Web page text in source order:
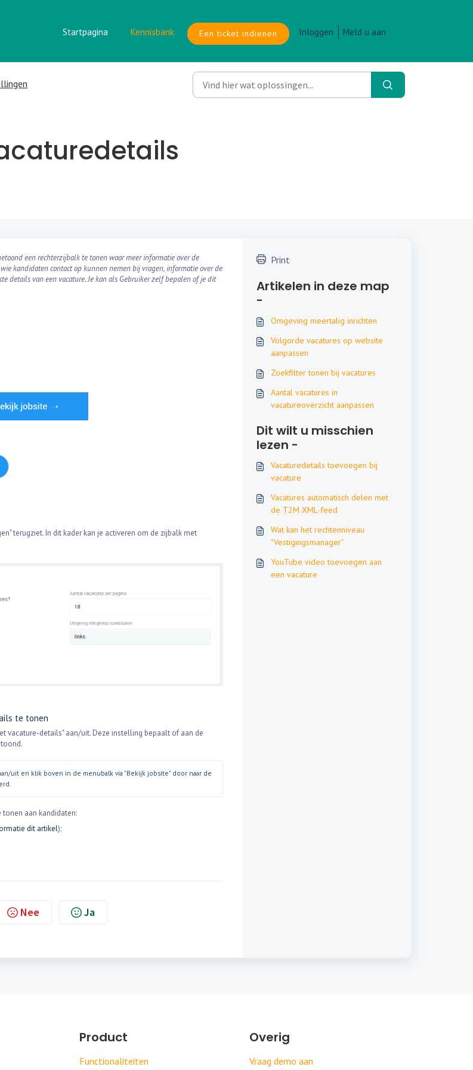
Startpagina Kennisbank Een ticket indienen Inloggen Meld u aan
een rechterzijbalk te tonen waar meer informatie over de
kandidaten contact op kunnen nemen bij vragen, informatie over de
details van een vacature. Je kan als Gebruiker zelf bepalen of je dit
terugziet. In dit kader kan je activeren om de zijbalk met
te tonen
vacature-details" aan/uit. Deze instelling bepaalt of aan de
uit en klik boven in de menubalk via "Bekijk jobsite" door naar de
aan kandidaten:
dit artikel);
Nee Ja
Print
Artikelen in deze map
-
Omgeving meertalig inrichten
Volgorde vacatures op website
aanpassen
Zoekfilter tonen bij vacatures
Aantal vacatures in
vacatureoverzicht aanpassen
Dit wilt u misschien
lezen -
Vacaturedetails toevoegen bij
vacature
Vacatures automatisch delen met
de T2M XML-feed
Wat kan het rechtenniveau
"Vestigingsmanager"
YouTube video toevoegen aan
een vacature
Product
Functionaliteiten
Overig
Vraag demo aan